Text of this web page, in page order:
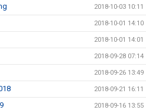
2018-10-03 10:11
2018-10-01 14:10
2018-10-01 14:01
2018-09-28 07:14
2018-09-26 13:49
2018-09-21 16:11
2018-09-16 13:55